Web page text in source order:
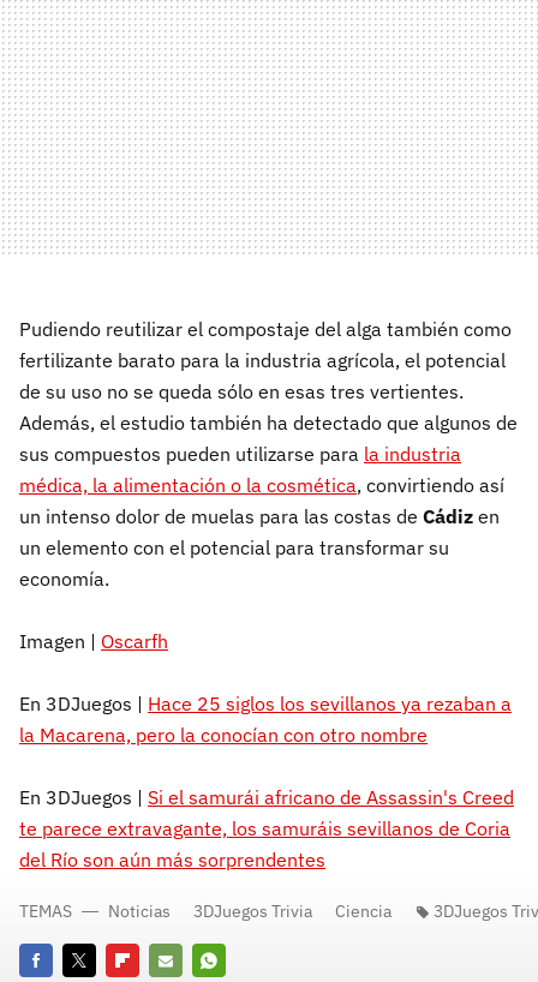
Pudiendo reutilizar el compostaje del alga también como
fertilizante barato para la industria agrícola, el potencial
de su uso no se queda sólo en esas tres vertientes.
Además, el estudio también ha detectado que algunos de
sus compuestos pueden utilizarse para la industria
médica, la alimentación o la cosmética, convirtiendo así
un intenso dolor de muelas para las costas de Cádiz en
un elemento con el potencial para transformar su
economía.
Imagen | Oscarfh
En 3DJuegos | Hace 25 siglos los sevillanos ya rezaban a
la Macarena, pero la conocían con otro nombre
En 3DJuegos | Si el samurái africano de Assassin's Creed
te parece extravagante, los samuráis sevillanos de Coria
del Río son aún más sorprendentes
TEMAS Noticias 3DJuegos Trivia Ciencia 3DJuegos